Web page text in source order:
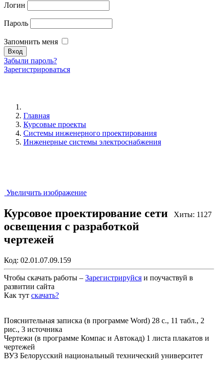
Логин
Пароль
Запомнить меня
Забыли пароль?
Зарегистрироваться
Главная
Курсовые проекты
Системы инженерного проектирования
Инженерные системы электроснабжения
Увеличить изображение
Хиты: 1127
Курсовое проектирование сети
освещения с разработкой
чертежей
Код: 02.01.07.09.159
Чтобы скачать работы – Зарегистрируйся и поучаствуй в
развитии сайта
Как тут скачать?
Пояснительная записка (в программе Word) 28 с., 11 табл., 2
рис., 3 источника
Чертежи (в программе Компас и Автокад) 1 листа плакатов и
чертежей
ВУЗ Белорусский национальный технический университет